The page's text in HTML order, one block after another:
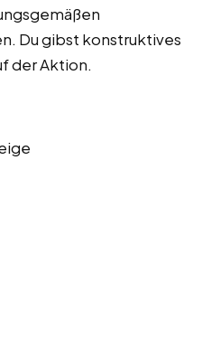
Du gibst konstruktives
der Aktion.